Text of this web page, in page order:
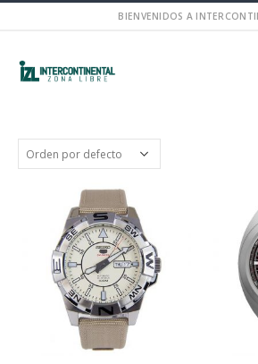
BIENVENIDOS A